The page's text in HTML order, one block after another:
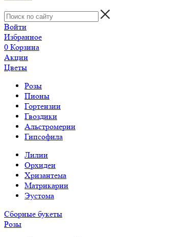
Войти
Избранное
0 Корзина
Акции
Цветы
Розы
Пионы
Гортензии
Гвоздики
Альстромерии
Гипсофила
Лилии
Орхидеи
Хризантема
Матрикарии
Эустома
Сборные букеты
Розы